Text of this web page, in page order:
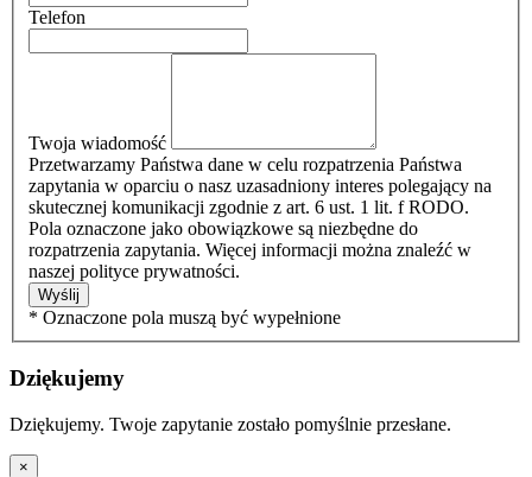
Telefon
Twoja wiadomość
Przetwarzamy Państwa dane w celu rozpatrzenia Państwa
zapytania w oparciu o nasz uzasadniony interes polegający na
skutecznej komunikacji zgodnie z art. 6 ust. 1 lit. f RODO.
Pola oznaczone jako obowiązkowe są niezbędne do
rozpatrzenia zapytania. Więcej informacji można znaleźć w
naszej polityce prywatności.
Wyślij
* Oznaczone pola muszą być wypełnione
Dziękujemy
Dziękujemy. Twoje zapytanie zostało pomyślnie przesłane.
×